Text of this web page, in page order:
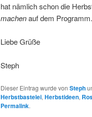
hat nämlich schon die
machenauf dem Programm.
Liebe Grüße
Steph
Dieser Eintrag wurde von Steph
Herbstbastelei, Herbstideen,
Permalink.